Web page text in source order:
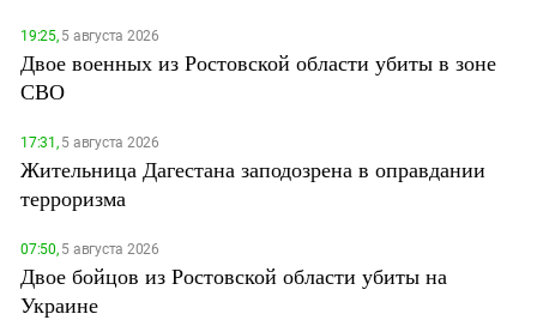
19:25,5 августа 2026
Двое военных из Ростовской области убиты в зоне
СВО
17:31,5 августа 2026
Жительница Дагестана заподозрена в оправдании
терроризма
07:50,5 августа 2026
Двое бойцов из Ростовской области убиты на
Украине